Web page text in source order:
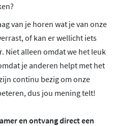
van je horen wat je van onze
of kan er wellicht iets
Niet alleen omdat we het leuk
je anderen helpt met het
continu bezig om onze
dus jou mening telt!
en ontvang direct een